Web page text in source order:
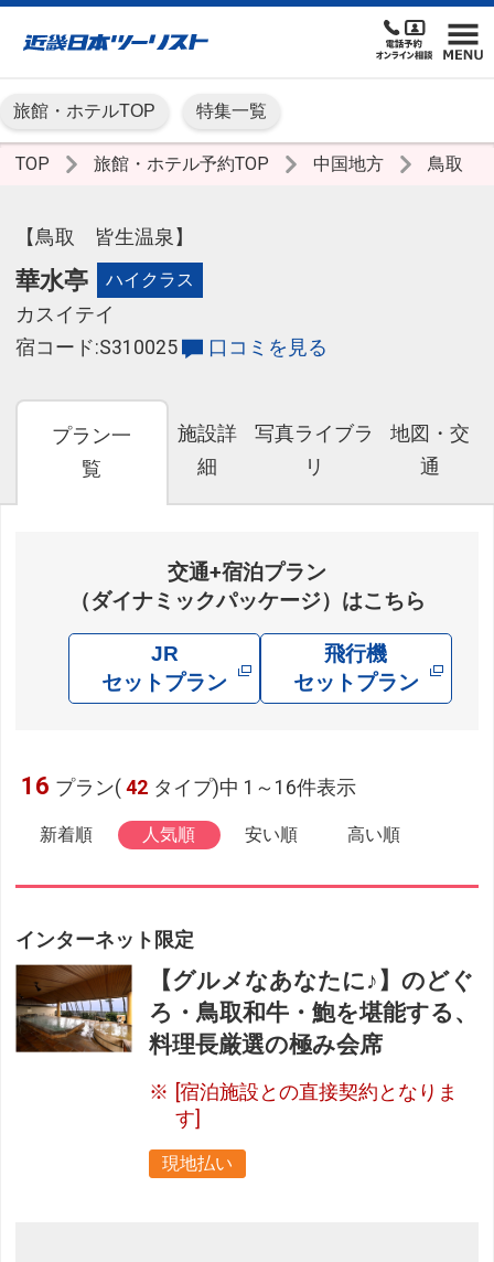
旅館・ホテルTOP 特集一覧
TOP 旅館・ホテル予約TOP 中国地方 鳥取
【鳥取 皆生温泉】
華水亭 ハイクラス
カスイテイ
宿コード:S310025
口コミを見る
プラン一
覧
施設詳
細
写真ライブラ
リ
地図・交
通
交通+宿泊プラン
（ダイナミックパッケージ）はこちら
JR
セットプラン
飛行機
セットプラン
16 プラン( 42 タイプ)中 1～16件表示
新着順 人気順 安い順 高い順
インターネット限定
【グルメなあなたに♪】のどぐ
ろ・鳥取和牛・鮑を堪能する、
料理長厳選の極み会席
[宿泊施設との直接契約となりま
す]
現地払い